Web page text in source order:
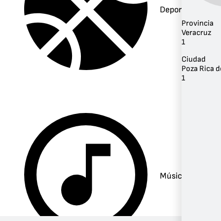
Deportes
Música
Provincia
Veracruz
1
Ciudad
Poza Rica
1